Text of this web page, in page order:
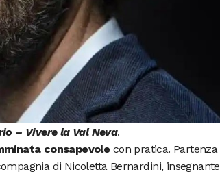
– Vivere la Val Neva.
consapevole con pratica. Partenza
di Nicoletta Bernardini, insegnante